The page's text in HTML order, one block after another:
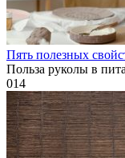
Пять полезных
Польза руколы в
014